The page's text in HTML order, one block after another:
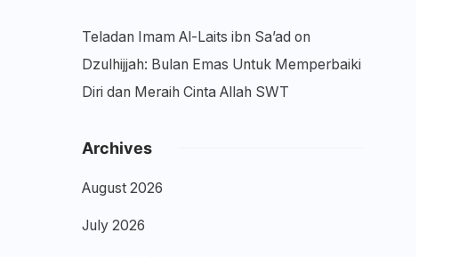
Teladan Imam Al-Laits ibn Sa’ad on
Dzulhijjah: Bulan Emas Untuk Memperbaiki
Diri dan Meraih Cinta Allah SWT
Archives
August 2026
July 2026